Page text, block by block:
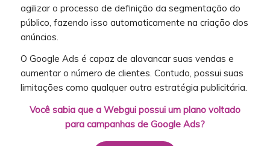
agilizar o processo de definição da segmentação do
público, fazendo isso automaticamente na criação dos
anúncios.
O Google Ads é capaz de alavancar suas vendas e
aumentar o número de clientes. Contudo, possui suas
limitações como qualquer outra estratégia publicitária.
Você sabia que a Webgui possui um plano voltado
para campanhas de Google Ads?